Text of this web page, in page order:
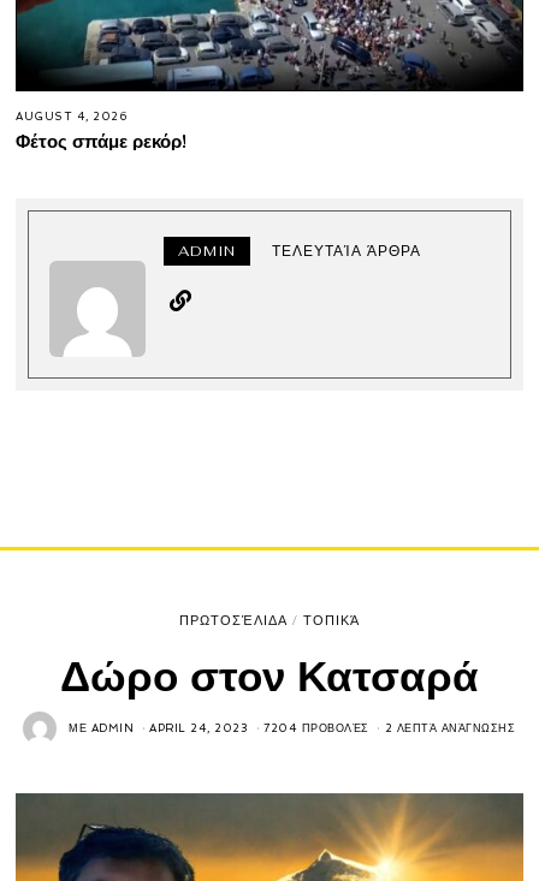
AUGUST 4, 2026
Φέτος σπάμε ρεκόρ!
ADMIN ΤΕΛΕΥΤΑΊΑ ΆΡΘΡΑ
ΠΡΩΤΟΣΈΛΙΔΑ / ΤΟΠΙΚΆ
Δώρο στον Κατσαρά
ΜΕ ADMIN APRIL 24, 2023 7204 ΠΡΟΒΟΛΈΣ 2 ΛΕΠΤΆ ΑΝΆΓΝΩΣΗΣ